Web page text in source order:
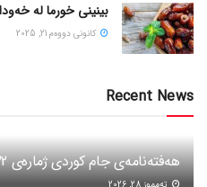
بینینی خورما لە خەودا
كانونی دووه‌م 21, 2025
Recent News
هەفتەنامەی جام کوردی ژمارەی 432